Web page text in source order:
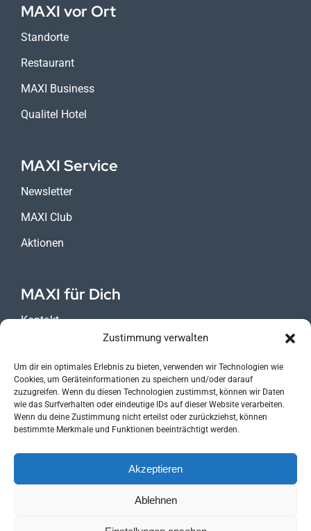
Zustimmung verwalten
Um dir ein optimales Erlebnis zu bieten, verwenden wir Technologien wie
Cookies, um Geräteinformationen zu speichern und/oder darauf
zuzugreifen. Wenn du diesen Technologien zustimmst, können wir Daten
wie das Surfverhalten oder eindeutige IDs auf dieser Website verarbeiten.
Wenn du deine Zustimmung nicht erteilst oder zurückziehst, können
bestimmte Merkmale und Funktionen beeinträchtigt werden.
Akzeptieren
Ablehnen
MAXI vor Ort
Standorte
Restaurant
MAXI Business
Qualitel Hotel
MAXI Service
Newsletter
MAXI Club
Aktionen
MAXI für Dich
Kontakt
Impressum
Datenschutz